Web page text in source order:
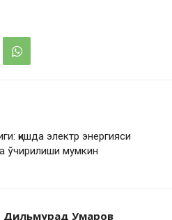
қишда электр энергияси
ўчирилиши мумкин
Дильмурад Умаров